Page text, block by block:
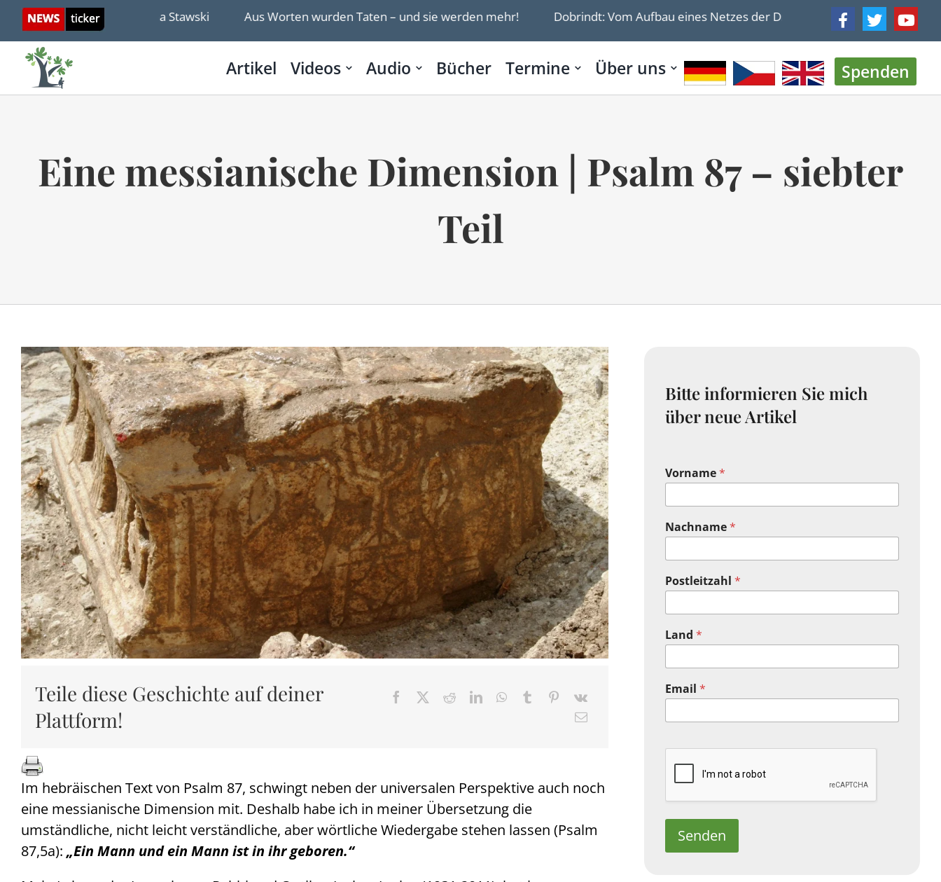
Skip
content
Sacha Stawski Aus Worten wurden Taten – und sie werden mehr! Dobrindt: Vom Aufbau eines Netzes der Drohnenabwehr mit Unterstützung Israels
Artikel Videos Audio Bücher Termine Über uns Spenden
Eine messianische Dimension | Psalm 87 – siebter
Teil
Teile diese Geschichte auf deiner
Plattform!
Im hebräischen Text von Psalm 87, schwingt neben der universalen Perspektive auch noch
eine messianische Dimension mit. Deshalb habe ich in meiner Übersetzung die
umständliche, nicht leicht verständliche, aber wörtliche Wiedergabe stehen lassen (Psalm
87,5a): „Ein Mann und ein Mann ist in ihr geboren.“
Bitte informieren Sie mich
über neue Artikel
Vorname*
Nachname*
Postleitzahl*
Land*
Email*
Senden